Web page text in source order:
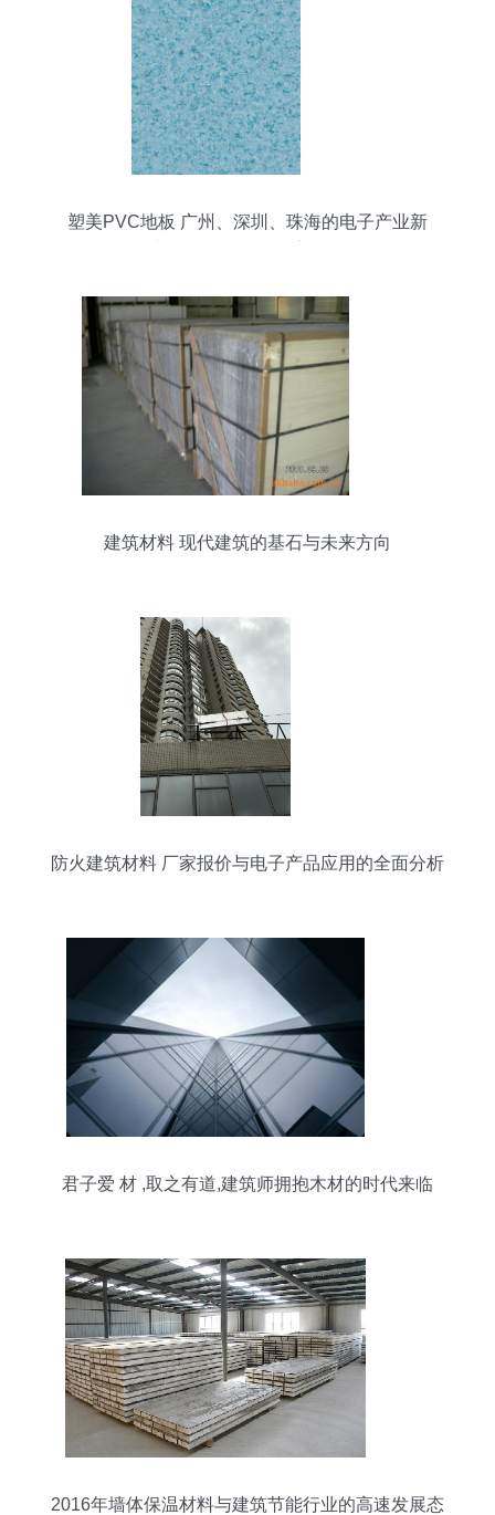
塑美PVC地板 广州、深圳、珠海的电子产业新
建筑材料 现代建筑的基石与未来方向
防火建筑材料 厂家报价与电子产品应用的全面分析
君子爱 材 ,取之有道,建筑师拥抱木材的时代来临
2016年墙体保温材料与建筑节能行业的高速发展态